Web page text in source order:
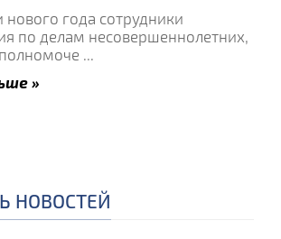
нового года сотрудники
по делам несовершеннолетних,
...
»
НОВОСТЕЙ